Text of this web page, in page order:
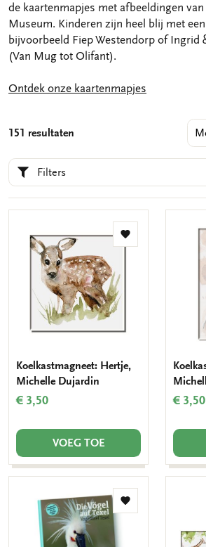
de kaartenmapjes met afbeeldingen
Museum. Kinderen zijn heel blij met
bijvoorbeeld Fiep Westendorp of Ingrid
(Van Mug tot Olifant).
Ontdek onze kaartenmapjes
151 resultaten
Filters
Toevoegen
Koelkastmagneet: Hertje,
Michelle Dujardin
€ 3,50
VOEG TOE
€ 3,50
Toevoegen